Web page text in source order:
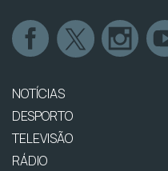
NOTÍCIAS
DESPORTO
TELEVISÃO
RÁDIO